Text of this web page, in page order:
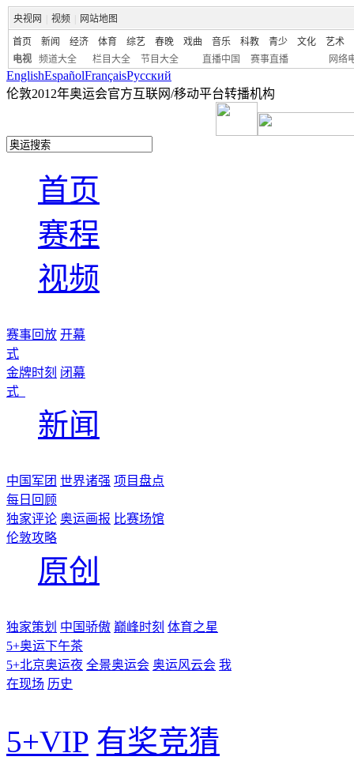
央视网 视频 网站地图
首页 新闻 经济 体育 综艺 春晚 戏曲 音乐 科教 青少 文化
艺术
电视
频道大全 栏目大全 节目大全 直播中国 赛事直播 网络
EnglishEspañolFrançaisPусский
伦敦2012年奥运会官方互联网/移动平台转播机构
首页
赛程
视频
赛事回放 开幕
式
金牌时刻 闭幕
式
新闻
中国军团 世界诸强 项目盘点
每日回顾
独家评论 奥运画报 比赛场馆
伦敦攻略
原创
独家策划 中国骄傲 巅峰时刻 体育之星
5+奥运下午茶
5+北京奥运夜 全景奥运会 奥运风云会 我
在现场 历史
5+VIP 有奖竞猜